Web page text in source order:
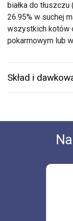
białka do
26.95% w suchej
wszystkich kotów
pokarmowym lub
Skład i